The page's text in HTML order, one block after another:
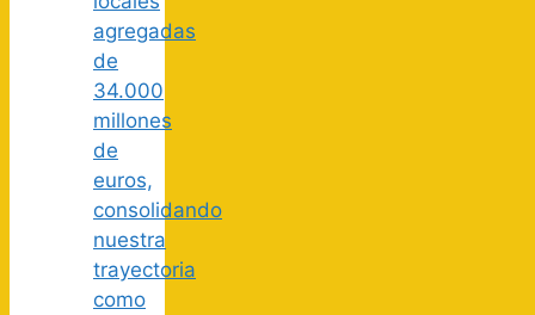
agregadas
de
34.000
millones
de
euros,
consolidando
nuestra
trayectoria
como